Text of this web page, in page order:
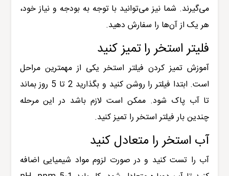
می‌گیرند. شما نیز می‌توانید با توجه به بودجه و نیاز خود،
هر یک از آن‌ها را سفارش دهید.
فلیتر استخر را تمیز کنید
آموزش تمیز کردن فیلتر استخر یکی از مهمترین مراحل
است. ابتدا فیلتر را روشن کنید و بگذارید 2 تا 5 روز بماند
تا آب پاک شود. ممکن است لازم باشد در این مرحله
چندین بار فیلتر استخر را تمیز کنید.
آب استخر را متعادل کنید
آب را تست کنید و در صورت لزوم مواد شیمیایی اضافه